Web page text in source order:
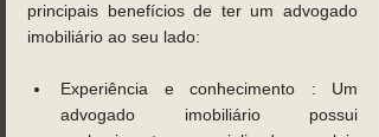
principais benefícios de ter um advogado
imobiliário ao seu lado:
Experiência e conhecimento : Um
advogado imobiliário possui